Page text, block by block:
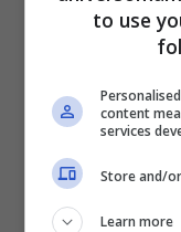
to use
content
services
Store and/
Learn more